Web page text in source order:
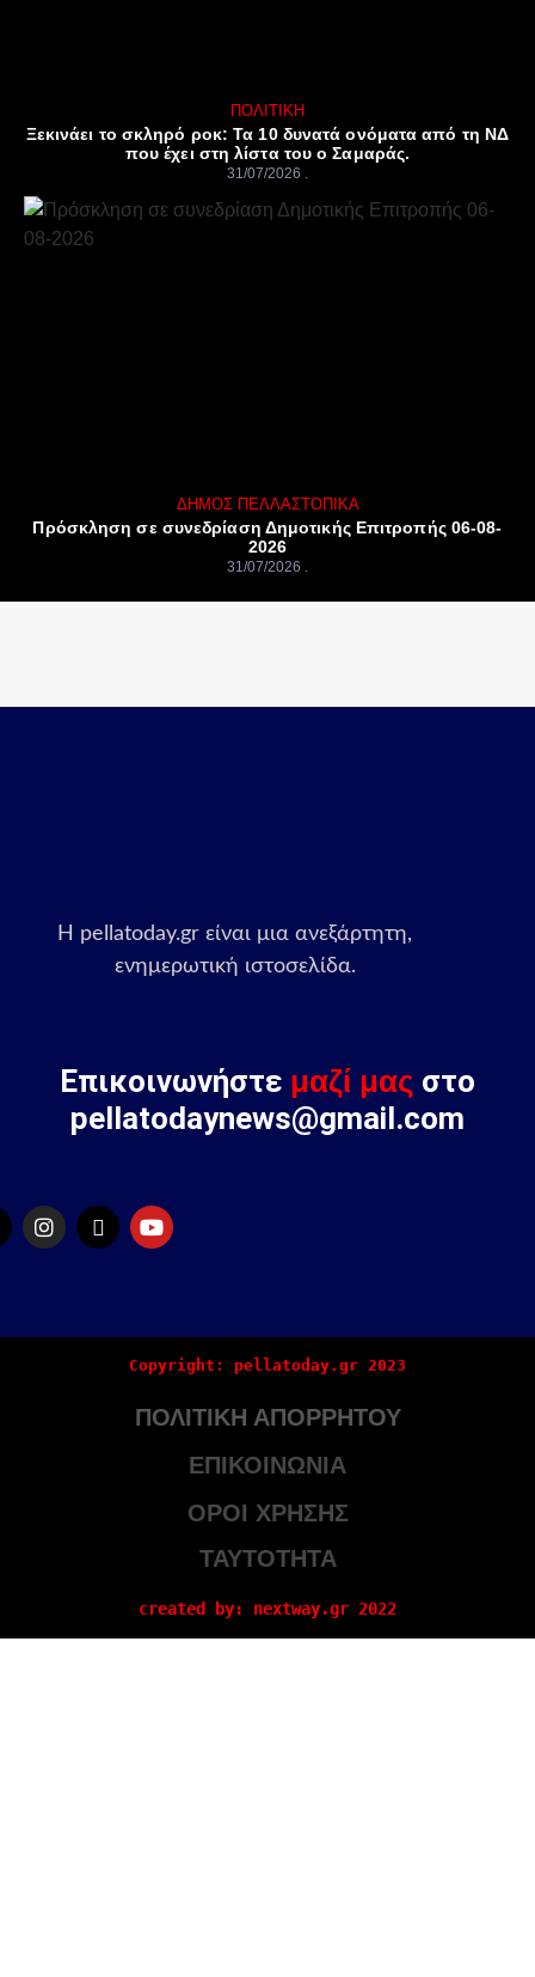
ΠΟΛΙΤΙΚΉ
Ξεκινάει το σκληρό ροκ: Τα 10 δυνατά ονόματα από τη ΝΔ
που έχει στη λίστα του ο Σαμαράς.
31/07/2026
ΔΉΜΟΣ ΠΈΛΛΑΣΤΟΠΙΚΆ
Πρόσκληση σε συνεδρίαση Δημοτικής Επιτροπής 06-08-
2026
31/07/2026
Η pellatoday.gr είναι μια ανεξάρτητη,
ενημερωτική ιστοσελίδα.
Επικοινωνήστε μαζί μας στο
pellatodaynews@gmail.com
Copyright: pellatoday.gr 2023
ΠΟΛΙΤΙΚΗ ΑΠΟΡΡΗΤΟΥ
ΕΠΙΚΟΙΝΩΝΙΑ
ΟΡΟΙ ΧΡΗΣΗΣ
ΤΑΥΤΟΤΗΤΑ
created by: nextway.gr 2022